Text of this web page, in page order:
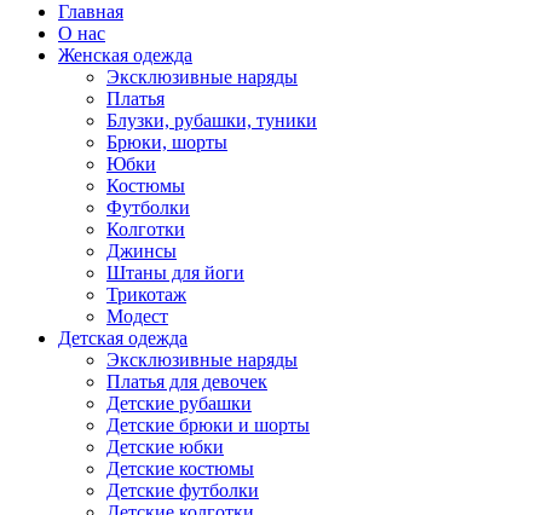
Главная
О нас
Женская одежда
Эксклюзивные наряды
Платья
Блузки, рубашки, туники
Брюки, шорты
Юбки
Костюмы
Футболки
Колготки
Джинсы
Штаны для йоги
Трикотаж
Модест
Детская одежда
Эксклюзивные наряды
Платья для девочек
Детские рубашки
Детские брюки и шорты
Детские юбки
Детские костюмы
Детские футболки